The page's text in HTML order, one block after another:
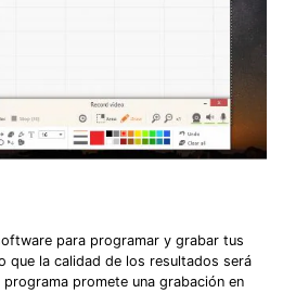
para programar y grabar tus
que la calidad de los resultados será
promete una grabación en